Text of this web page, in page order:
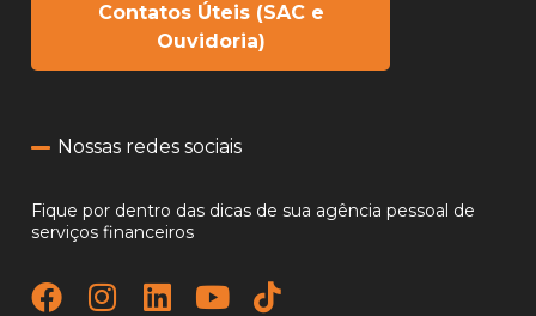
Contatos Úteis (SAC e
Ouvidoria)
Nossas redes sociais
Fique por dentro das dicas de sua agência pessoal de
serviços financeiros